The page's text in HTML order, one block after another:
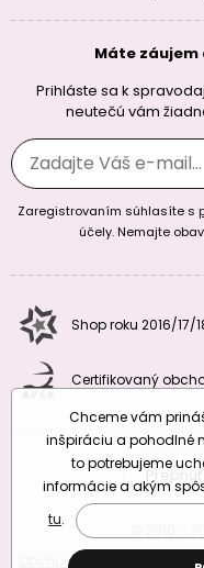
Máte záujem
Prihláste sa k
neutečú vám
Zaregistrovaním súhlasíte s
účely. Nemajte
Shop roku 2016/17/
Certifikovaný
Prepnúť
© 2010 –
Obchodné podmienky
Chceme vám
inšpiráciu a pohodlné
to potrebujeme
informácie a akým
tu.